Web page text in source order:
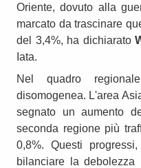
Oriente, dovuto alla
marcato da trascinare
del 3,4%, ha dichiarato
Iata.
Nel quadro
disomogenea. L'area
segnato un aumento
seconda regione più
0,8%. Questi
bilanciare la